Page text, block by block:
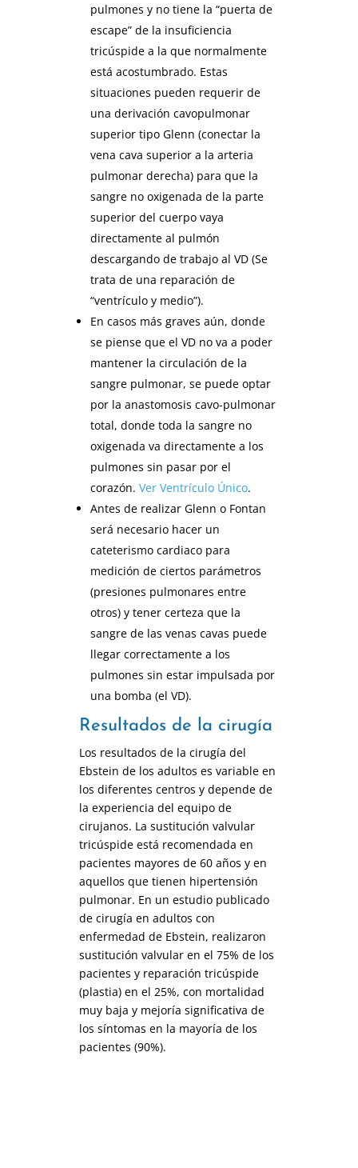
pulmones y no tiene la “puerta de
escape” de la insuficiencia
tricúspide a la que normalmente
está acostumbrado. Estas
situaciones pueden requerir de
una derivación cavopulmonar
superior tipo Glenn (conectar la
vena cava superior a la arteria
pulmonar derecha) para que la
sangre no oxigenada de la parte
superior del cuerpo vaya
directamente al pulmón
descargando de trabajo al VD (Se
trata de una reparación de
“ventrículo y medio”).
En casos más graves aún, donde
se piense que el VD no va a poder
mantener la circulación de la
sangre pulmonar, se puede optar
por la anastomosis cavo-pulmonar
total, donde toda la sangre no
oxigenada va directamente a los
pulmones sin pasar por el
corazón. Ver Ventrículo Único.
Antes de realizar Glenn o Fontan
será necesario hacer un
cateterismo cardiaco para
medición de ciertos parámetros
(presiones pulmonares entre
otros) y tener certeza que la
sangre de las venas cavas puede
llegar correctamente a los
pulmones sin estar impulsada por
una bomba (el VD).
Resultados de la cirugía
Los resultados de la cirugía del
Ebstein de los adultos es variable en
los diferentes centros y depende de
la experiencia del equipo de
cirujanos. La sustitución valvular
tricúspide está recomendada en
pacientes mayores de 60 años y en
aquellos que tienen hipertensión
pulmonar. En un estudio publicado
de cirugía en adultos con
enfermedad de Ebstein, realizaron
sustitución valvular en el 75% de los
pacientes y reparación tricúspide
(plastia) en el 25%, con mortalidad
muy baja y mejoría significativa de
los síntomas en la mayoría de los
pacientes (90%).